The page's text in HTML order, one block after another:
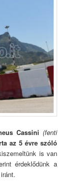
Cassini (fenti
az 5 évre szóló
is van
érdeklődünk a
iránt.